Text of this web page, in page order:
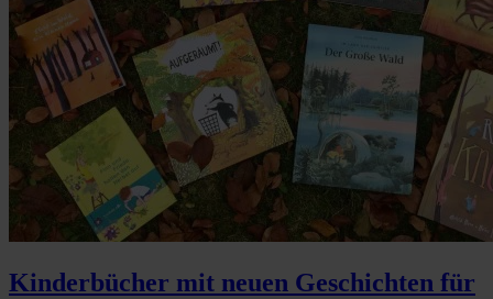
Kinderbücher mit neuen Geschichten für